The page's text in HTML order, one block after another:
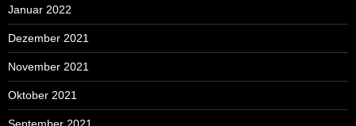
Januar 2022
Dezember 2021
November 2021
Oktober 2021
September 2021